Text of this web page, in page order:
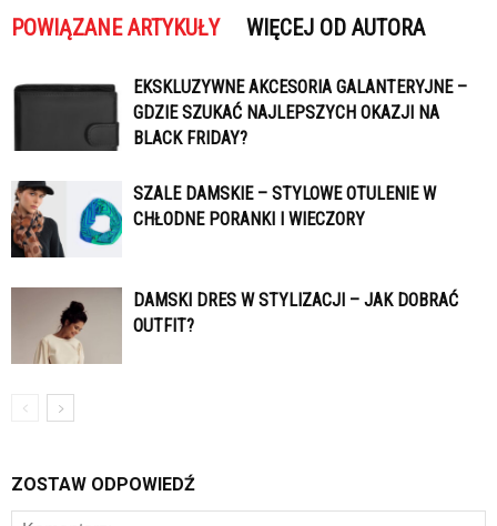
POWIĄZANE ARTYKUŁY WIĘCEJ OD AUTORA
EKSKLUZYWNE AKCESORIA GALANTERYJNE –
GDZIE SZUKAĆ NAJLEPSZYCH OKAZJI NA
BLACK FRIDAY?
SZALE DAMSKIE – STYLOWE OTULENIE W
CHŁODNE PORANKI I WIECZORY
DAMSKI DRES W STYLIZACJI – JAK DOBRAĆ
OUTFIT?
ZOSTAW ODPOWIEDŹ